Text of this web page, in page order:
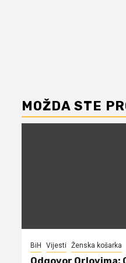
MOŽDA STE
BiH Vijesti Ženska košarka